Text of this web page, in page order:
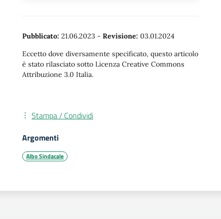
Pubblicato: 21.06.2023 - Revisione: 03.01.2024
Eccetto dove diversamente specificato, questo articolo
è stato rilasciato sotto Licenza Creative Commons
Attribuzione 3.0 Italia.
Stampa / Condividi
Argomenti
Albo Sindacale